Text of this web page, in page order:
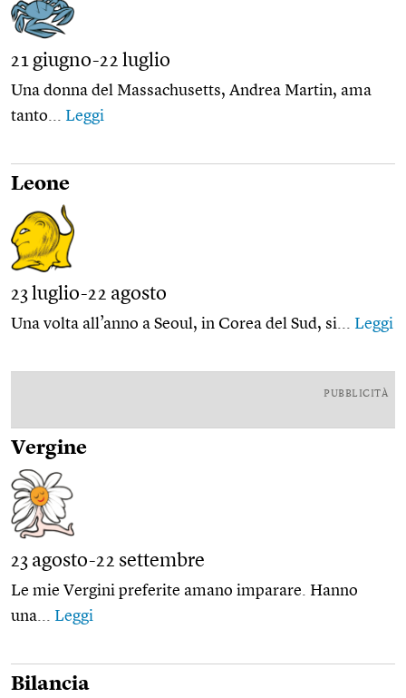
21 giugno-22 luglio
Una donna del Massachusetts, Andrea Martin, ama
tanto... Leggi
Leone
23 luglio-22 agosto
Una volta all’anno a Seoul, in Corea del Sud, si... Leggi
PUBBLICITÀ
Vergine
23 agosto-22 settembre
Le mie Vergini preferite amano imparare. Hanno
una... Leggi
Bilancia